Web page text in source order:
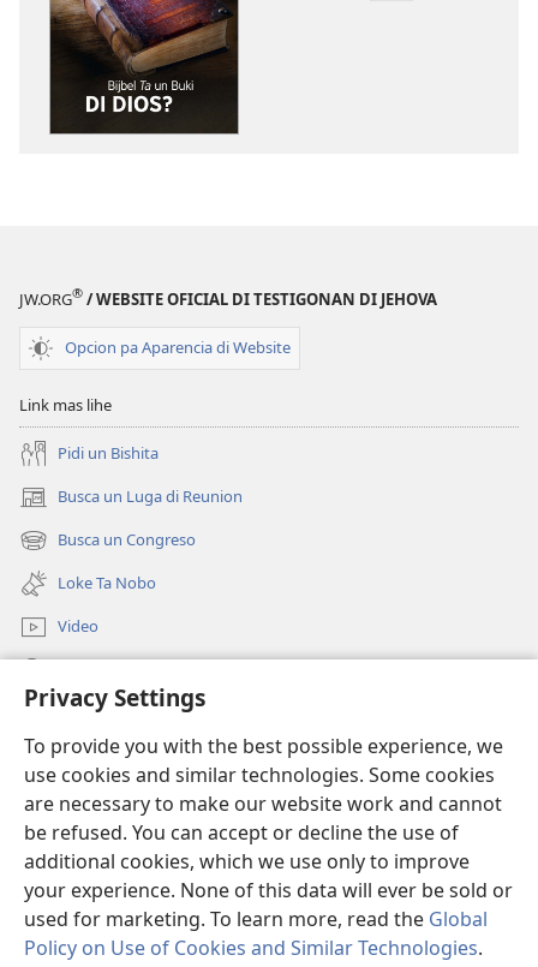
Privacy Settings
To provide you with the best possible experience, we
use cookies and similar technologies. Some cookies
are necessary to make our website work and cannot
be refused. You can accept or decline the use of
additional cookies, which we use only to improve
your experience. None of this data will ever be sold or
used for marketing. To learn more, read the Global
Policy on Use of Cookies and Similar Technologies.
Dios?
JW.ORG® / WEBSITE OFICIAL DI TESTIGONAN DI JEHOVA
Opcion pa Aparencia di Website
Link mas lihe
Pidi un Bishita
Busca un Luga di Reunion
(opens
new
window)
Busca un Congreso
(opens
new
window)
Loke Ta Nobo
Video
(opens
window)Watchtower BIBLIOTHEEK ONLINE
(opens
new
window)JW Hub ®
(opens
new
window)